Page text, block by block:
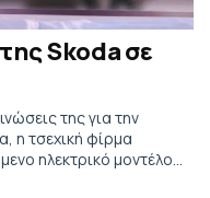
Skoda σε
της για την
η τσεχική φίρμα
ηλεκτρικό μοντέλο
μορφή ενός SUV